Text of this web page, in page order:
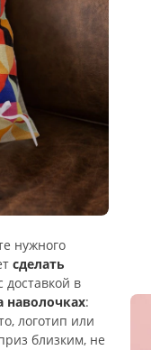
нужного
сделать
доставкой в
наволочках:
логотип или
близким, не